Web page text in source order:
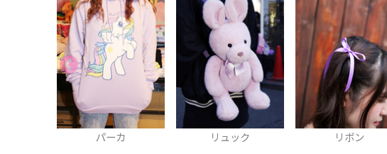
リュック リボン ピアス